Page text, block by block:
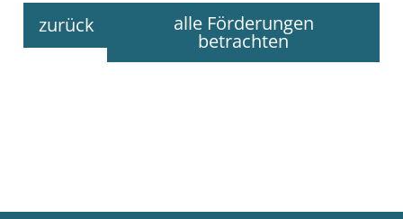
zurück alle Förderungen
betrachten